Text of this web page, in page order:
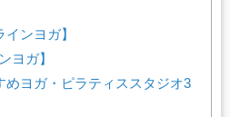
ンヨガ】
ヨガ】
めヨガ・ピラティススタジオ3